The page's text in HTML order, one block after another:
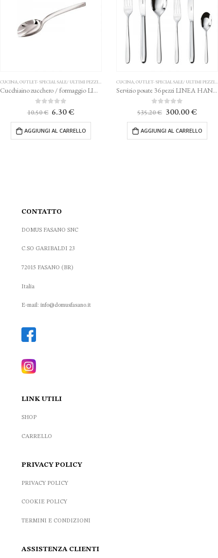
,OUTLET- SPECIAL SALE/ ULTIMI PEZZI,POSATE
Cucchiaino zucchero / formaggio LINEA LIVING SAMBONET
10.50€ Il
originale
era:
10.50 €.
6.30€Il
attuale
è:
6.30 €.
AGGIUNGI AL CARRELLO
CUCINA,OUTLET- SPECIAL SALE/ ULTIMI PEZZI,
Servizio posate 36 pezzi LINEA HANNAH SAMBONET
535.20€ Il
originale
era:
535.20 €.
300.00€Il
attuale
è:
300.00
AGGIUNGI AL CARRELLO
CONTATTO
DOMUS FASANO SNC
C.SO GARIBALDI 23
72015 FASANO (BR)
Italia
E-mail: info@domusfasano.it
LINK UTILI
SHOP
CARRELLO
PRIVACY POLICY
PRIVACY POLICY
COOKIE POLICY
TERMINI E CONDIZIONI
ASSISTENZA CLIENTI